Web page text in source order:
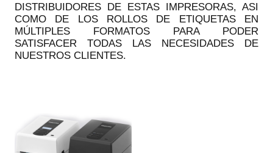
DISTRIBUIDORES DE ESTAS IMPRESORAS, ASI
COMO DE LOS ROLLOS DE ETIQUETAS EN
MÚLTIPLES FORMATOS PARA PODER
SATISFACER TODAS LAS NECESIDADES DE
NUESTROS CLIENTES.